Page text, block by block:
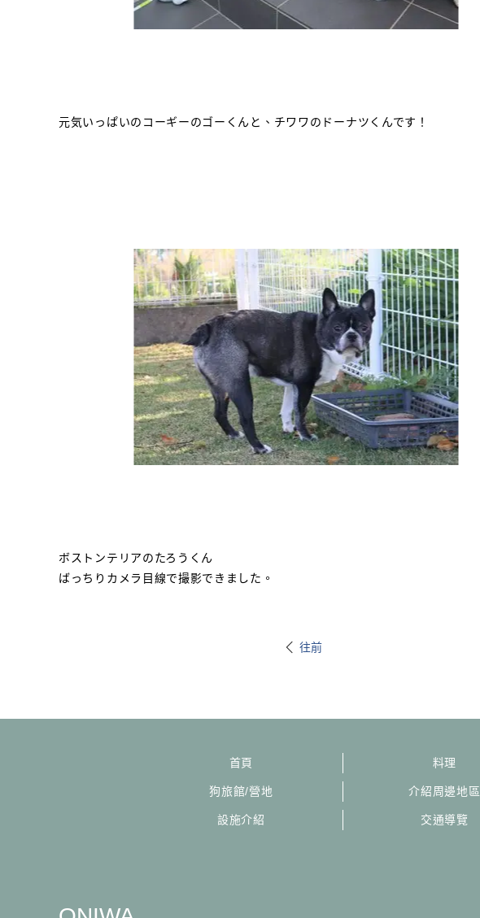
元気いっぱいのコーギーのゴーくんと、チワワのドーナツくんです！
ボストンテリアのたろうくん
ばっちりカメラ目線で撮影できました。
往前
首頁
狗旅館/營地
設施介紹
料理
介紹周邊地區
交通導覽